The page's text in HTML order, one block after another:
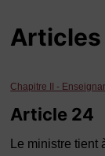
Articles
Chapitre II -
Article 24
Le ministre tient